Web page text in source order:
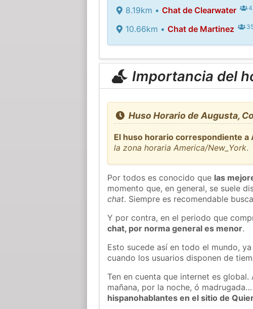
8.19km • Chat de Clearwater
10.66km • Chat de Martinez
Importancia del
Huso Horario de Augusta,
El huso horario correspondiente
la zona horaria America/New_York.
Por todos es conocido que las
momento que, en general, se suele
chat. Siempre es recomendable
Y por contra, en el periodo que
chat, por norma general es menor.
Esto sucede así en todo el mundo,
cuando los usuarios disponen de
Ten en cuenta que internet es
mañana, por la noche, ó
hispanohablantes en el sitio de